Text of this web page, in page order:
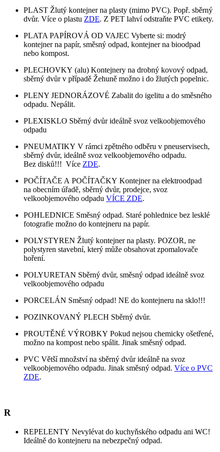
PLAST Žlutý kontejner na plasty (mimo PVC). Popř. sběrný
dvůr. Více o plastu ZDE. Z PET lahví odstraňte PVC etikety.
PLATA PAPÍROVÁ OD VAJEC Vyberte si: modrý
kontejner na papír, směsný odpad, kontejner na bioodpad
nebo kompost.
PLECHOVKY (alu) Kontejnery na drobný kovový odpad,
sběrný dvůr v případě Žehuně možno i do žlutých popelnic.
PLENY JEDNORÁZOVÉ Zabalit do igelitu a do směsného
odpadu. Nepálit.
PLEXISKLO Sběrný dvůr ideálně svoz velkoobjemového
odpadu
PNEUMATIKY V rámci zpětného odběru v pneuservisech,
sběrný dvůr, ideálně svoz velkoobjemového odpadu.
Bez disků!!! Více ZDE.
POČÍTAČE A POČÍTAČKY Kontejner na elektroodpad
na obecním úřadě, sběrný dvůr, prodejce, svoz
velkoobjemového odpadu VÍCE ZDE.
POHLEDNICE Směsný odpad. Staré pohlednice bez lesklé
fotografie možno do kontejneru na papír.
POLYSTYREN Žlutý kontejner na plasty. POZOR, ne
polystyren stavební, který může obsahovat zpomalovače
hoření.
POLYURETAN Sběrný dvůr, směsný odpad ideálně svoz
velkoobjemového odpadu
PORCELÁN Směsný odpad! NE do kontejneru na sklo!!!
POZINKOVANÝ PLECH Sběrný dvůr.
PROUTĚNÉ VÝROBKY Pokud nejsou chemicky ošetřené,
možno na kompost nebo spálit. Jinak směsný odpad.
PVC Větší množství na sběrný dvůr ideálně na svoz
velkoobjemového odpadu. Jinak směsný odpad. Více o PVC
ZDE.
R
REPELENTY Nevylévat do kuchyňského odpadu ani WC!
Ideálně do kontejneru na nebezpečný odpad.